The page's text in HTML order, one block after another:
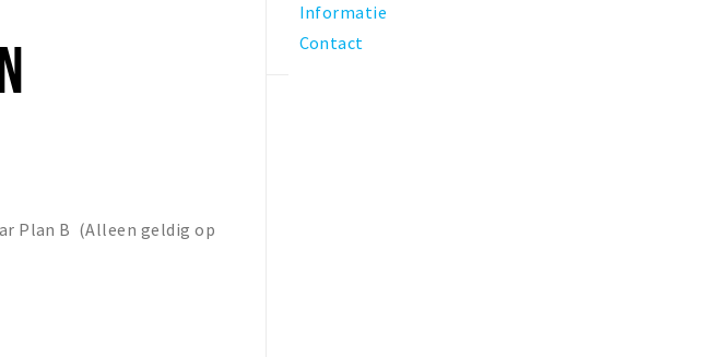
Plan B (Alleen geldig op
Informatie
Contact